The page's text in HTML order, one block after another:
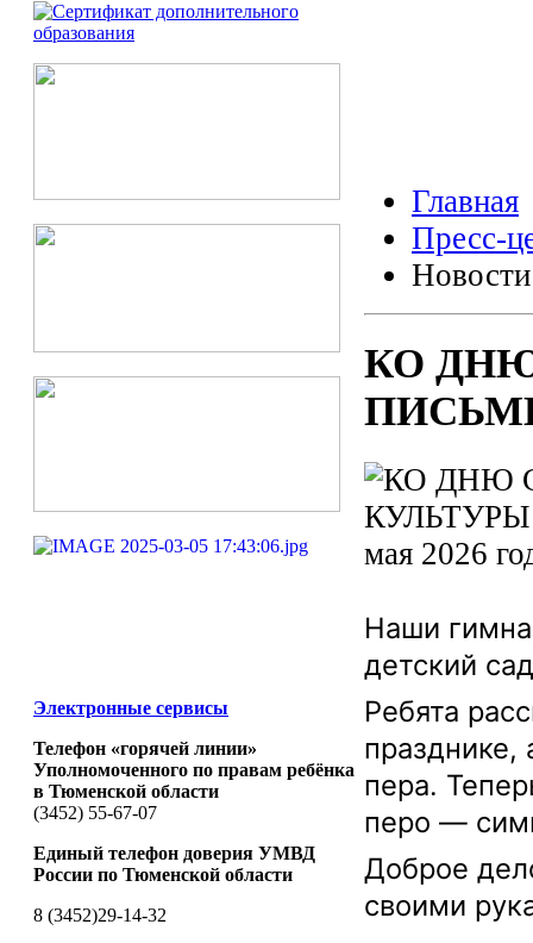
Электронные сервисы
Телефон «горячей линии»
Уполномоченного по правам ребёнка
в Тюменской области
(3452) 55-67-07
Единый телефон доверия УМВД
России по Тюменской области
8 (3452)29-14-32
Главная
Пресс-
Новости
КО
мая 2026
Наши
детский
Ребята
празднике,
пера.
перо —
Доброе
своими